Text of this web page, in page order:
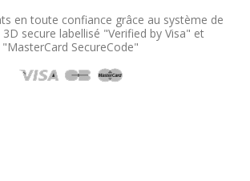
en toute confiance grâce au système de
secure labellisé "Verified by Visa" et
"MasterCard SecureCode"